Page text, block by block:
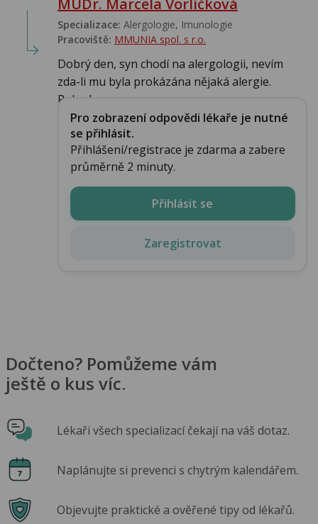
MUDr. Marcela Vorlíčková
Specializace: Alergologie‎, Imunologie‎
Pracoviště: MMUNIA spol. s r.o.
Dobrý den, syn chodí na alergologii, nevím
zda-li mu byla prokázána nějaká alergie.
Pokud se...
Pro zobrazení odpovědi lékaře je nutné
se přihlásit.
Přihlášení/registrace je zdarma a zabere
průměrně 2 minuty.
Přihlásit se
Zaregistrovat
Dočteno? Pomůžeme vám
ještě o kus víc.
Lékaři všech specializací čekají na váš dotaz.
Naplánujte si prevenci s chytrým kalendářem.
Objevujte praktické a ověřené tipy od lékařů.